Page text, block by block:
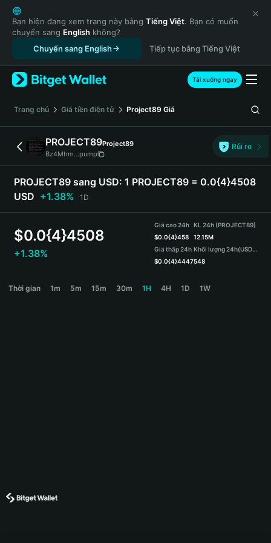
English
日本語
Tiếng Việt
Русский
Español (Latinoamérica)
Türkçe
Français
Deutsch
简体中文
繁體中文
Português (Portugal)
Bahasa Indonesia
ภาษาไทย
हिन्दी
Español
Português (Brasil)
Bạn hiện đang xem trang này bằng Tiếng Việt. Bạn có muốn
chuyển sang English không?
Chuyển sang English
Tiếp tục bằng Tiếng Việt
Tải xuống ngay
‌Trang chủ Giá tiền điện tử Project89 Giá
PROJECT89Project89
Bz4Mhm...pump
Rủi ro
PROJECT89 sang USD: 1 PROJECT89 = 0.0{4}4508
USD +1.38% 1D
$0.0{4}4508
+1.38%
Giá cao 24h
$0.0{4}458
Giá thấp 24h
$0.0{4}4447
KL 24h (PROJECT89)
12.15M
Khối lượng 24h(USDT)
548
Thời gian 1m 5m 15m 30m 1H 4H 1D 1W